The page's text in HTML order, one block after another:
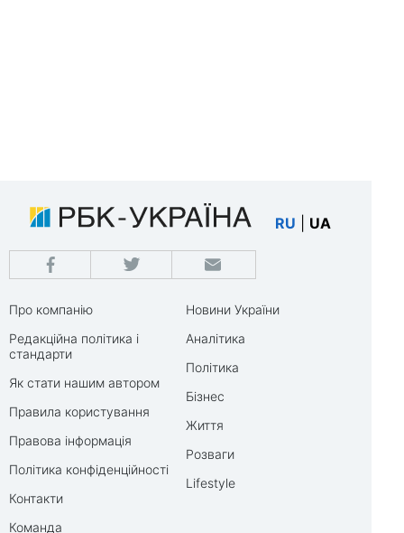
RU UA
Про компанію
Редакційна політика і
стандарти
Як стати нашим автором
Правила користування
Правова інформація
Політика конфіденційності
Контакти
Команда
Новини України
Аналітика
Політика
Бізнес
Життя
Розваги
Lifestyle